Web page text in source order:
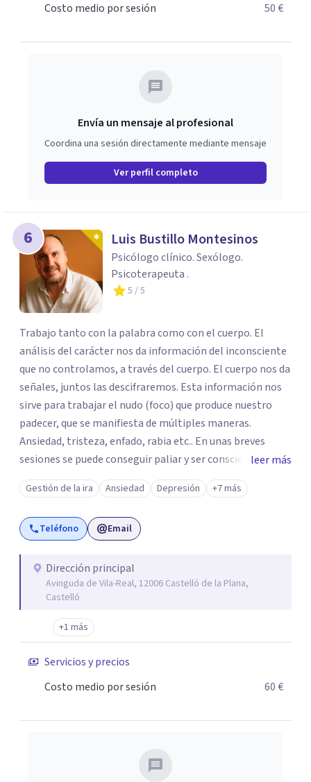
Costo medio por sesión
50 €
Envía un mensaje al profesional
Coordina una sesión directamente mediante mensaje
Ver perfil completo
6 Luis Bustillo Montesinos
Psicólogo clínico. Sexólogo.
Psicoterapeuta .
5 / 5
Trabajo tanto con la palabra como con el cuerpo. El
análisis del carácter nos da información del inconsciente
que no controlamos, a través del cuerpo. El cuerpo nos da
señales, juntos las descifraremos. Esta información nos
sirve para trabajar el nudo (foco) que produce nuestro
padecer, que se manifiesta de múltiples maneras.
Ansiedad, tristeza, enfado, rabia etc.. En unas breves
sesiones se puede conseguir paliar y ser consciente del
porqué y cómo superar esta situación. Intentaré aligerar
esas "mochilas" y etiquetas que todos y todas llevamos.
Yo te acompañaré en todo el proceso. Tú serás el o la
protagonista activo/a de todos los cambios. Te puedo
leer más
Gestión de la ira Ansiedad Depresión +7 más
Teléfono Email
Dirección principal
Avinguda de Vila-Real, 12006 Castelló de la Plana,
Castelló
+1 más
Servicios y precios
Costo medio por sesión
60 €